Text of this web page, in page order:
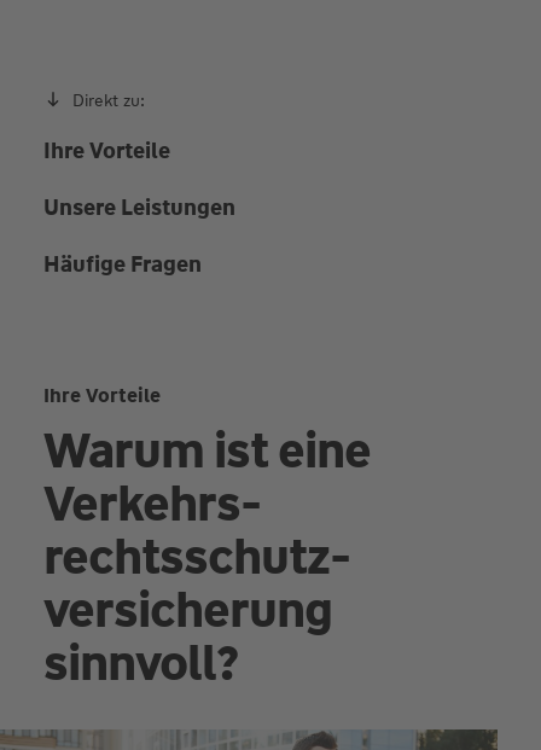
Direkt zu:
Ihre Vorteile
Unsere Leistungen
Häufige Fragen